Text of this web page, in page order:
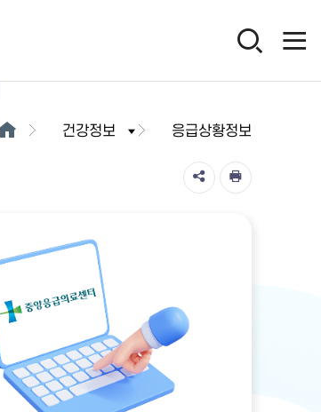
건강정보 응급상황정보